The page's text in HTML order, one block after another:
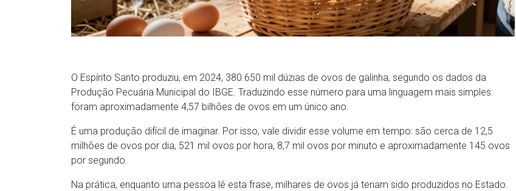
O Espírito Santo produziu, em 2024, 380.650 mil dúzias de ovos de galinha, segundo os dados da
Produção Pecuária Municipal do IBGE. Traduzindo esse número para uma linguagem mais simples:
foram aproximadamente 4,57 bilhões de ovos em um único ano.
É uma produção difícil de imaginar. Por isso, vale dividir esse volume em tempo: são cerca de 12,5
milhões de ovos por dia, 521 mil ovos por hora, 8,7 mil ovos por minuto e aproximadamente 145 ovos
por segundo.
Na prática, enquanto uma pessoa lê esta frase, milhares de ovos já teriam sido produzidos no Estado.